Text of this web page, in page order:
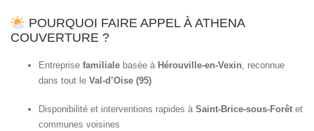
POURQUOI FAIRE APPEL À ATHENA
COUVERTURE ?
Entreprise familiale basée à Hérouville-en-Vexin , reconnue
dans tout le Val-d’Oise (95)
Disponibilité et interventions rapides à Saint-Brice-sous-Forêt et
communes voisines